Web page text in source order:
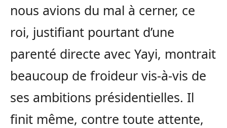
nous avions du mal à cerner, ce
roi, justifiant pourtant d’une
parenté directe avec Yayi, montrait
beaucoup de froideur vis-à-vis de
ses ambitions présidentielles. Il
finit même, contre toute attente,